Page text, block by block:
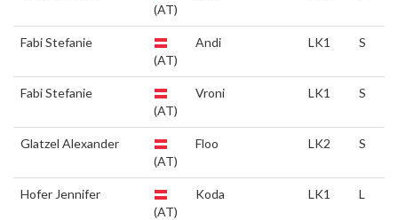
(AT)
Fabi Stefanie
(AT)
Andi LK1 S
Fabi Stefanie
(AT)
Vroni LK1 S
Glatzel Alexander
(AT)
Floo LK2 S
Hofer Jennifer
(AT)
Koda LK1 L